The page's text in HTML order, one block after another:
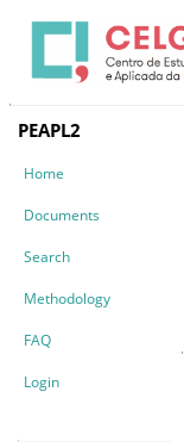
PEAPL2
Home
Documents
Search
Methodology
FAQ
Login